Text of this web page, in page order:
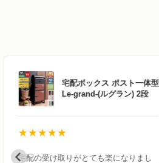
宅配ボックス ポスト一体型
Le-grand-(ルグラン) 2段
★★★★★
宅配の受け取りがとても楽になりまし